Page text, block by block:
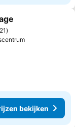
favorieten
21
bekijken